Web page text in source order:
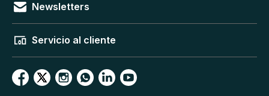
Newsletters
Servicio al cliente